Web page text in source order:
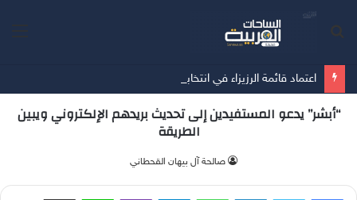
اعتماد قائمة الرزيزاء في انتخابات اتحاد كرة القدم
“أبشر” يدعو المستفيدين إلى تحديث بريدهم الإلكتروني ويبين
الطريقة
صالحة آل بيهان القحطاني